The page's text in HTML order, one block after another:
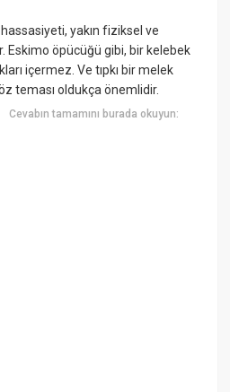
yakın fiziksel ve
Eskimo öpücüğü gibi, bir kelebek
içermez. Ve tıpkı bir melek
teması oldukça önemlidir.
Cevabın tamamını burada okuyun: